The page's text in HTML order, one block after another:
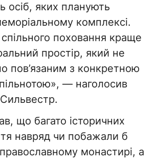
осіб, яких планують
комплексі.
спільного поховання краще
простір, який не
пов’язаним з конкретною
— наголосив
що багато історичних
навряд чи побажали б
монастирі, а